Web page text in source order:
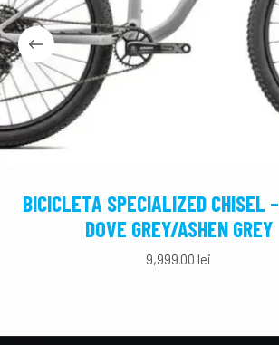
BICICLETA SPECIALIZED CHISEL
DOVE GREY/ASHEN GREY
9,999.00 lei